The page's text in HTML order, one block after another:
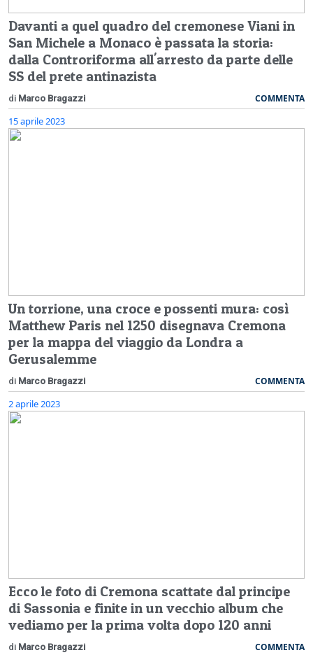
Davanti a quel quadro del cremonese Viani in
San Michele a Monaco è passata la storia:
dalla Controriforma all'arresto da parte delle
SS del prete antinazista
di Marco Bragazzi COMMENTA
15 aprile 2023
Un torrione, una croce e possenti mura: così
Matthew Paris nel 1250 disegnava Cremona
per la mappa del viaggio da Londra a
Gerusalemme
di Marco Bragazzi COMMENTA
2 aprile 2023
Ecco le foto di Cremona scattate dal principe
di Sassonia e finite in un vecchio album che
vediamo per la prima volta dopo 120 anni
di Marco Bragazzi COMMENTA